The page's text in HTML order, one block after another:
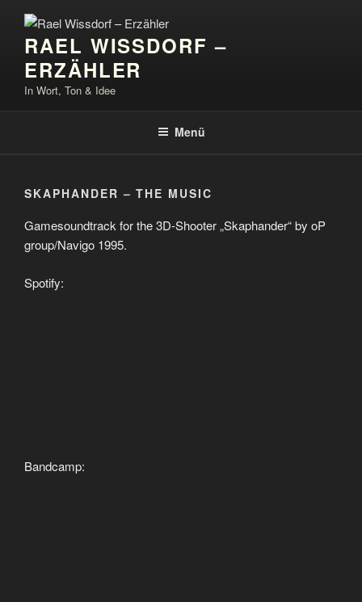
Inhalt
springenRAEL WISSDORF –
ERZÄHLER
In Wort, Ton & Idee
Menü
SKAPHANDER – THE MUSIC
Gamesoundtrack for the 3D-Shooter „Skaphander“ by oP
group/Navigo 1995.
Spotify:
Bandcamp: